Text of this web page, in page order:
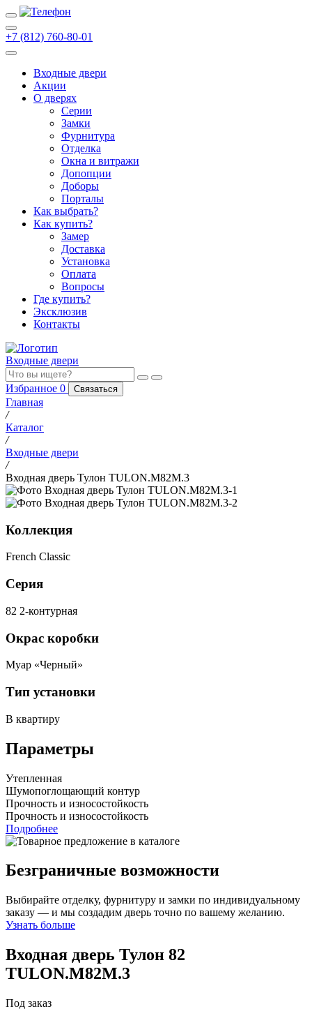
+7 (812) 760-80-01
Входные двери
Акции
О дверях
Cерии
Замки
Фурнитура
Отделка
Окна и витражи
Допопции
Доборы
Порталы
Как выбрать?
Как купить?
Замер
Доставка
Установка
Оплата
Вопросы
Где купить?
Эксклюзив
Контакты
Входные двери
Избранное 0 Связаться
Главная
/
Каталог
/
Входные двери
/
Входная дверь Тулон TULON.M82M.3
Коллекция
French Classic
Серия
82 2-контурная
Окрас коробки
Муар «Черный»
Тип установки
В квартиру
Параметры
Утепленная
Шумопоглощающий контур
Прочность и износостойкость
Прочность и износостойкость
Подробнее
Безграничные возможности
Выбирайте отделку, фурнитуру и замки по индивидуальному
заказу — и мы создадим дверь точно по вашему желанию.
Узнать больше
Входная дверь Тулон 82
TULON.M82M.3
Под заказ